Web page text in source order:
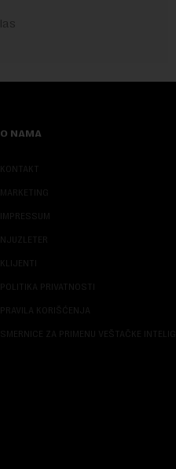
O NAMA
KONTAKT
MARKETING
IMPRESSUM
NJUZLETER
KLIJENTI
POLITIKA PRIVATNOSTI
PRAVILA KORIŠĆENJA
SMERNICE ZA PRIMENU VEŠTAČKE